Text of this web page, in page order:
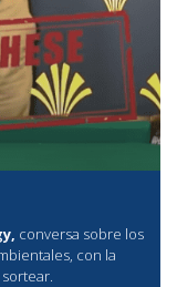
conversa sobre los
con la